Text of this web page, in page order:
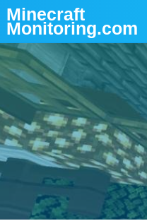
Minecraft
Monitoring.com